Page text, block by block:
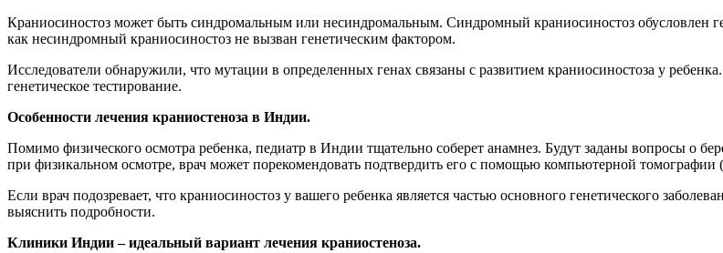
Краниосиностоз может быть синдромальным или несиндромальным. Синдромный краниосиностоз обусловлен
как несиндромный краниосиностоз не вызван генетическим фактором.
Исследователи обнаружили, что мутации в определенных генах связаны с развитием краниосиностоза у
генетическое тестирование.
Особенности лечения краниостеноза в Индии.
Помимо физического осмотра ребенка, педиатр в Индии тщательно соберет анамнез. Будут заданы вопросы о
при физикальном осмотре, врач может порекомендовать подтвердить его с помощью компьютерной томографии
Если врач подозревает, что краниосиностоз у вашего ребенка является частью основного генетического
выяснить подробности.
Клиники Индии – идеальный вариант лечения краниостеноза.